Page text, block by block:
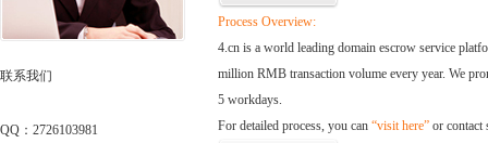
联系我们
QQ：2726103981
Process Overview:
4.cn is a world leading domain escrow service
million RMB transaction volume every year. We
5 workdays.
For detailed process, you can “visit here” or contact